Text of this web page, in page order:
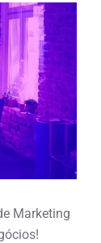
Marketing